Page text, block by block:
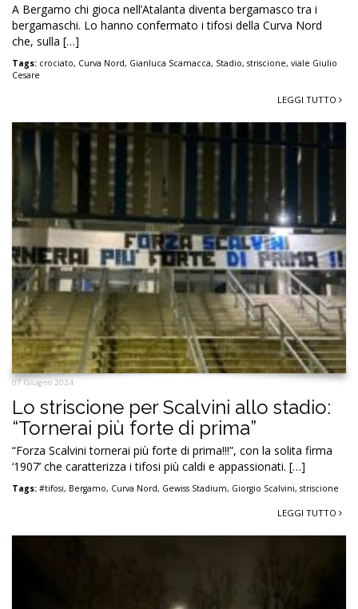
A Bergamo chi gioca nell’Atalanta diventa bergamasco tra i
bergamaschi. Lo hanno confermato i tifosi della Curva Nord
che, sulla […]
Tags: crociato, Curva Nord, Gianluca Scamacca, Stadio, striscione, viale Giulio
Cesare
LEGGI TUTTO
07 Giugno 2024
Lo striscione per Scalvini allo stadio:
“Tornerai più forte di prima”
“Forza Scalvini tornerai più forte di prima!!!”, con la solita firma
‘1907’ che caratterizza i tifosi più caldi e appassionati. […]
Tags: #tifosi, Bergamo, Curva Nord, Gewiss Stadium, Giorgio Scalvini, striscione
LEGGI TUTTO